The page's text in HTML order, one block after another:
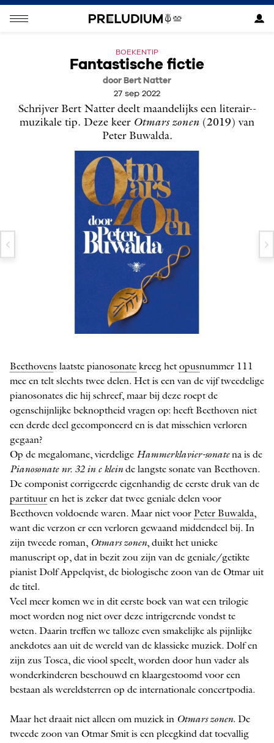
BOEKENTIP
Fantastische fictie
door Bert Natter
27 sep 2022
Schrijver Bert Natter deelt maandelijks een literair-­
muzikale tip. Deze keer Otmars zonen (2019) van
Peter Buwalda.
Beethovens laatste piano­sonate kreeg hetopusnummer 111
mee en telt slechts twee delen. Het is een van de vijf tweedelige
piano­sonates die hij schreef, maar bij deze roept de
ogenschijnlijke beknoptheid vragen op: heeft Beethoven niet
een derde deel gecomponeerd en is dat misschien verloren
gegaan?
Op de megalomane, vierdelige Hammer­klavier-sonatena is de
Pianosonate nr. 32 in c kleinde langste sonate van Beethoven.
De componist corrigeerde eigenhandig de eerste druk van de
partituur en het is zeker dat twee geniale delen voor
Beethoven voldoende waren. Maar niet voor Peter Buwalda,
want die verzon er een verloren gewaand middendeel bij. In
zijn tweede roman, Otmars zonen, duikt het unieke
manuscript op, dat in bezit zou zijn van de geniale/getikte
pianist Dolf Appel­qvist, de biologische zoon van de Otmar uit
de titel.
Veel meer komen we in dit eerste boek van wat een trilogie
moet worden nog niet over deze intrigerende vondst te
weten. Daarin treffen we talloze even smakelijke als pijnlijke
anekdotes aan uit de wereld van de klassieke muziek. Dolf en
zijn zus Tosca, die viool speelt, worden door hun vader als
wonderkinderen beschouwd en klaargestoomd voor een
bestaan als wereldsterren op de internationale concertpodia.
Maar het draait niet alleen om muziek in Otmars zonen. De
tweede zoon van Otmar Smit is een pleegkind dat toevallig